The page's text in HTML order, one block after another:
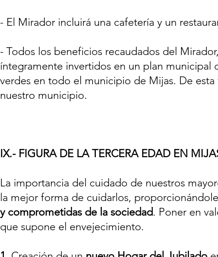
- El Mirador incluirá una cafetería y un
- Todos los beneficios recaudados del
íntegramente invertidos en un plan municipal
verdes en todo el municipio de Mijas. De
nuestro municipio.
IX.- FIGURA DE LA TERCERA EDAD EN
La importancia del cuidado de nuestros
la mejor forma de cuidarlos,
y comprometidas de la sociedad. Poner en
que supone el envejecimiento.